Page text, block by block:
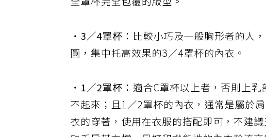
全罩杯完全包覆的版型。
3∕ 4罩杯： 比較小巧及一般胸形者的人
圓，集中托高效果的3∕ 4罩杯的內衣。
1∕ 2罩杯：適合 C罩杯以上者，否則上乳
不起來；且1∕2罩杯的內衣，通常是屬於
衣的穿著，使用在衣服的搭配即可，不建